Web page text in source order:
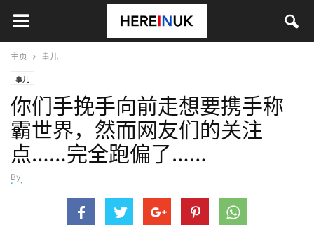
主页 事儿
事儿
你们手挽手向前走想要携手称
霸世界，然而网友们的关注
点……完全跑偏了……
By
kui